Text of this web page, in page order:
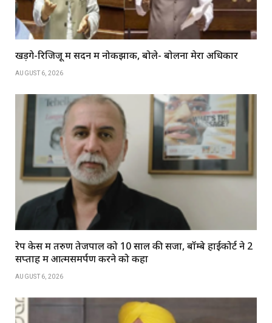
खड़गे-रिजिजू में सदन में नोकझोंक, बोले- बोलना मेरा अधिकार
AUGUST 6, 2026
रेप केस में तरुण तेजपाल को 10 साल की सजा, बॉम्बे हाईकोर्ट ने 2
सप्ताह में आत्मसमर्पण करने को कहा
AUGUST 6, 2026